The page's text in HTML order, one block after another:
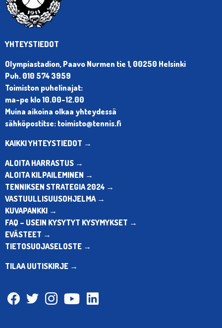
YHTEYSTIEDOT
Olympiastadion, Paavo Nurmen tie 1, 00250 Helsinki
Puh. 010 574 3959
Toimiston puhelinajat:
ma-pe klo 10.00-12.00
Muina aikoina olkaa yhteydessä
sähköpostitse: toimisto@tennis.fi
KAIKKI YHTEYSTIEDOT →
ALOITA HARRASTUS →
ALOITA KILPAILEMINEN →
TENNIKSEN STRATEGIA 2024 →
VASTUULLISUUSOHJELMA →
KUVAPANKKI →
FAQ – USEIN KYSYTYT KYSYMYKSET →
EVÄSTEET →
TIETOSUOJASELOSTE →
TILAA UUTISKIRJE →